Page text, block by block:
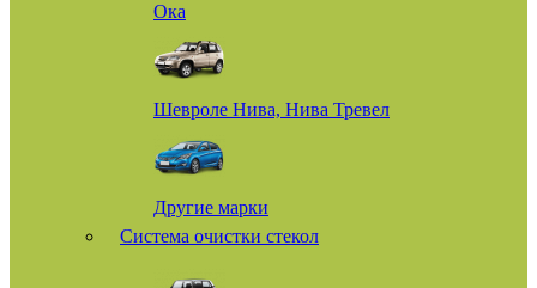
Ока
Шевроле Нива, Нива Тревел
Другие марки
Система очистки стекол